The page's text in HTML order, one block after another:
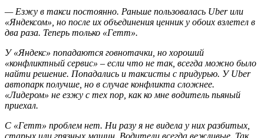
— Езжу в такси постоянно. Раньше пользовалась Uber или
«Яндексом», но после их объединения ценник у обоих взлетел в
два раза. Теперь только «Гетт».
У «Яндекс» попадаются говнотачки, но хороший
«конфликтный сервис» – если что не так, всегда можно было
найти решение. Попадались и таксисты с придурью. У Uber
автопарк получше, но в случае конфликта сложнее.
«Лидером» не езжу с тех пор, как ко мне водитель пьяный
приехал.
С «Гетт» проблем нет. Ни разу я не видела у них разбитых,